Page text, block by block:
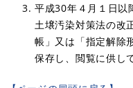
平成30年４月１日以
土壌汚染対策法の改
帳」又は「指定解除
保存し、閲覧に供し